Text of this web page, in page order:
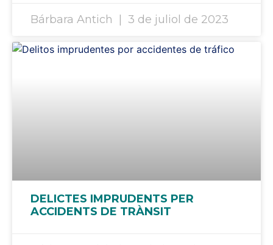
Bárbara Antich 3 de juliol de 2023
DELICTES IMPRUDENTS PER
ACCIDENTS DE TRÀNSIT